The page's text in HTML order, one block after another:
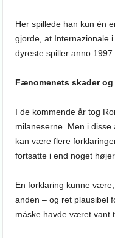
Her spillede han kun én
gjorde, at Internazionale
dyreste spiller anno 1997.
Fænomenets skader og
I de kommende år tog
milaneserne. Men i
kan være flere
fortsatte i end noget
En forklaring kunne
anden – og ret plausibel
måske havde været vant